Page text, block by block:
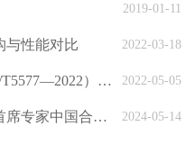
2019-01-11
2022-03-18
与性能对比
2022-05-05
《合成橡胶牌号规范》（GB/T5577—2022）发布
2024-05-14
中国石油化工集团有限公司首席专家中国合成橡胶工业协会副会长庄毅当选国际合成橡胶生产者协会国际主席